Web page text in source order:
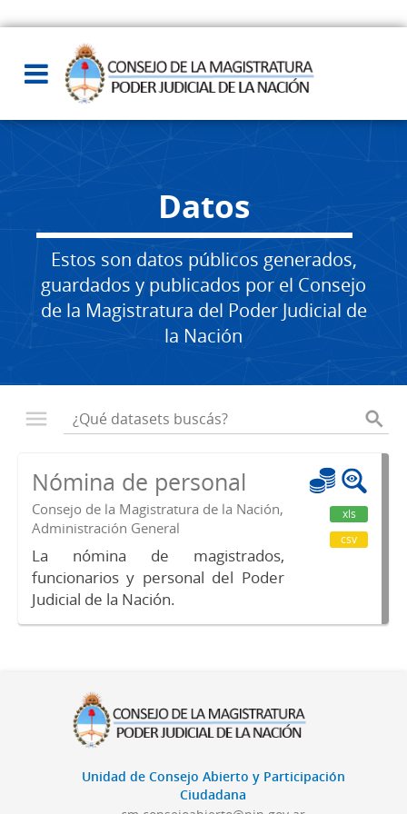
Datos
Estos son datos públicos generados,
guardados y publicados por el Consejo
de la Magistratura del Poder Judicial de
la Nación
Nómina de personal
Consejo de la Magistratura de la Nación,
Administración General
La nómina de magistrados,
funcionarios y personal del Poder
Judicial de la Nación.
xls
csv
Unidad de Consejo Abierto y Participación
Ciudadana